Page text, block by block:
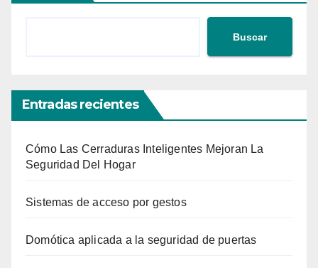
Buscar
Entradas recientes
Cómo Las Cerraduras Inteligentes Mejoran La
Seguridad Del Hogar
Sistemas de acceso por gestos
Domótica aplicada a la seguridad de puertas